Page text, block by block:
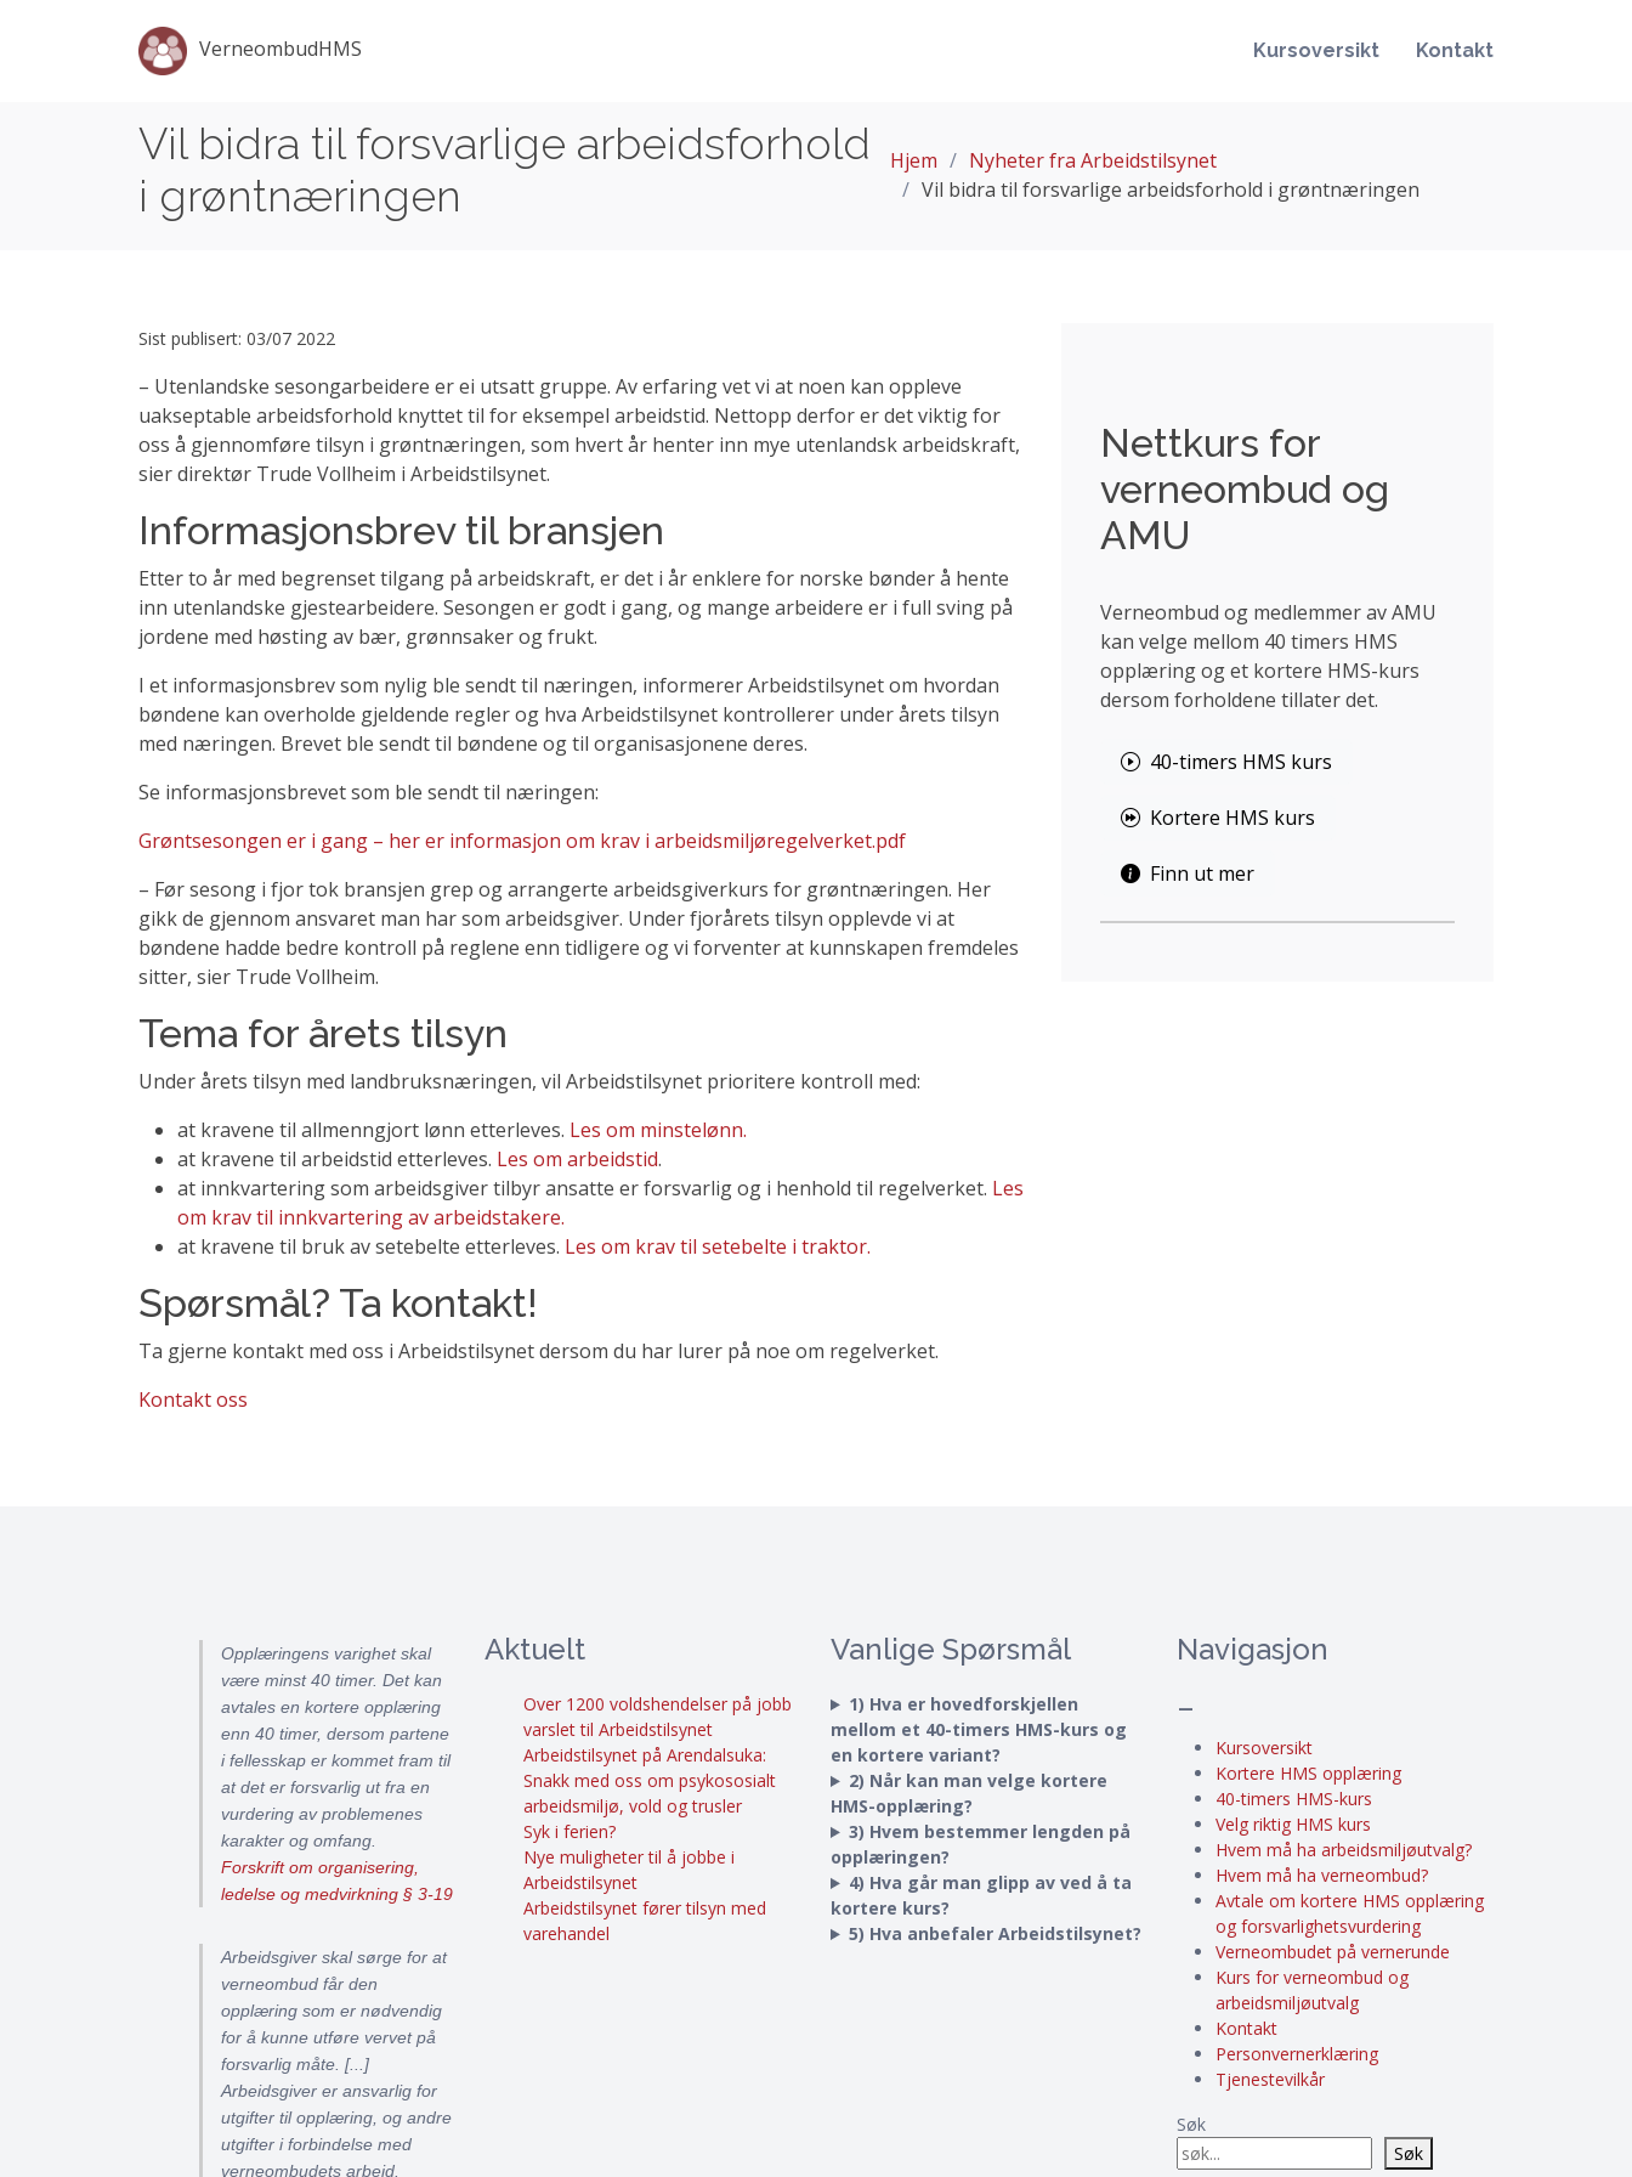
VerneombudHMS Kursoversikt Kontakt
Vil bidra til forsvarlige arbeidsforhold
i grøntnæringen
Hjem
Nyheter fra Arbeidstilsynet
Vil bidra til forsvarlige arbeidsforhold i grøntnæringen
Sist publisert: 03/07 2022
– Utenlandske sesongarbeidere er ei utsatt gruppe. Av erfaring vet vi at noen kan oppleve
uakseptable arbeidsforhold knyttet til for eksempel arbeidstid. Nettopp derfor er det viktig for
oss å gjennomføre tilsyn i grøntnæringen, som hvert år henter inn mye utenlandsk arbeidskraft,
sier direktør Trude Vollheim i Arbeidstilsynet.
Informasjonsbrev til bransjen
Etter to år med begrenset tilgang på arbeidskraft, er det i år enklere for norske bønder å hente
inn utenlandske gjestearbeidere. Sesongen er godt i gang, og mange arbeidere er i full sving på
jordene med høsting av bær, grønnsaker og frukt.
I et informasjonsbrev som nylig ble sendt til næringen, informerer Arbeidstilsynet om hvordan
bøndene kan overholde gjeldende regler og hva Arbeidstilsynet kontrollerer under årets tilsyn
med næringen. Brevet ble sendt til bøndene og til organisasjonene deres.
Se informasjonsbrevet som ble sendt til næringen:
Grøntsesongen er i gang – her er informasjon om krav i arbeidsmiljøregelverket.pdf
– Før sesong i fjor tok bransjen grep og arrangerte arbeidsgiverkurs for grøntnæringen. Her
gikk de gjennom ansvaret man har som arbeidsgiver. Under fjorårets tilsyn opplevde vi at
bøndene hadde bedre kontroll på reglene enn tidligere og vi forventer at kunnskapen fremdeles
sitter, sier Trude Vollheim.
Tema for årets tilsyn
Under årets tilsyn med landbruksnæringen, vil Arbeidstilsynet prioritere kontroll med:
at kravene til allmenngjort lønn etterleves. Les om minstelønn.
at kravene til arbeidstid etterleves. Les om arbeidstid.
at innkvartering som arbeidsgiver tilbyr ansatte er forsvarlig og i henhold til regelverket. Les
om krav til innkvartering av arbeidstakere.
at kravene til bruk av setebelte etterleves. Les om krav til setebelte i traktor.
Spørsmål? Ta kontakt!
Ta gjerne kontakt med oss i Arbeidstilsynet dersom du har lurer på noe om regelverket.
Kontakt oss
Nettkurs for
verneombud og
AMU
Verneombud og medlemmer av AMU
kan velge mellom 40 timers HMS
opplæring og et kortere HMS-kurs
dersom forholdene tillater det.
40-timers HMS kurs
Kortere HMS kurs
Finn ut mer
Opplæringens varighet skal
være minst 40 timer. Det kan
avtales en kortere opplæring
enn 40 timer, dersom partene
i fellesskap er kommet fram til
at det er forsvarlig ut fra en
vurdering av problemenes
karakter og omfang.
Forskrift om organisering,
ledelse og medvirkning § 3-19
Arbeidsgiver skal sørge for at
verneombud får den
opplæring som er nødvendig
for å kunne utføre vervet på
forsvarlig måte. [...]
Arbeidsgiver er ansvarlig for
utgifter til opplæring, og andre
utgifter i forbindelse med
verneombudets arbeid.
Aktuelt
Over 1200 voldshendelser på jobb
varslet til Arbeidstilsynet
Arbeidstilsynet på Arendalsuka:
Snakk med oss om psykososialt
arbeidsmiljø, vold og trusler
Syk i ferien?
Nye muligheter til å jobbe i
Arbeidstilsynet
Arbeidstilsynet fører tilsyn med
varehandel
Vanlige Spørsmål
1) Hva er hovedforskjellen
mellom et 40-timers HMS-kurs og
en kortere variant?
2) Når kan man velge kortere
HMS-opplæring?
3) Hvem bestemmer lengden på
opplæringen?
4) Hva går man glipp av ved å ta
kortere kurs?
5) Hva anbefaler Arbeidstilsynet?
Navigasjon
–
Kursoversikt
Kortere HMS opplæring
40-timers HMS-kurs
Velg riktig HMS kurs
Hvem må ha arbeidsmiljøutvalg?
Hvem må ha verneombud?
Avtale om kortere HMS opplæring
og forsvarlighetsvurdering
Verneombudet på vernerunde
Kurs for verneombud og
arbeidsmiljøutvalg
Kontakt
Personvernerklæring
Tjenestevilkår
Søk
Søk